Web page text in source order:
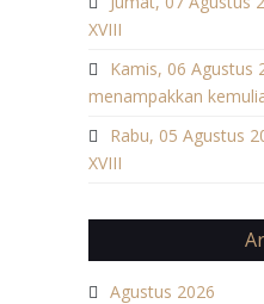
XVIII
Kamis, 06 Agustus
menampakkan
Rabu, 05 Agustus
XVIII
Agustus 2026